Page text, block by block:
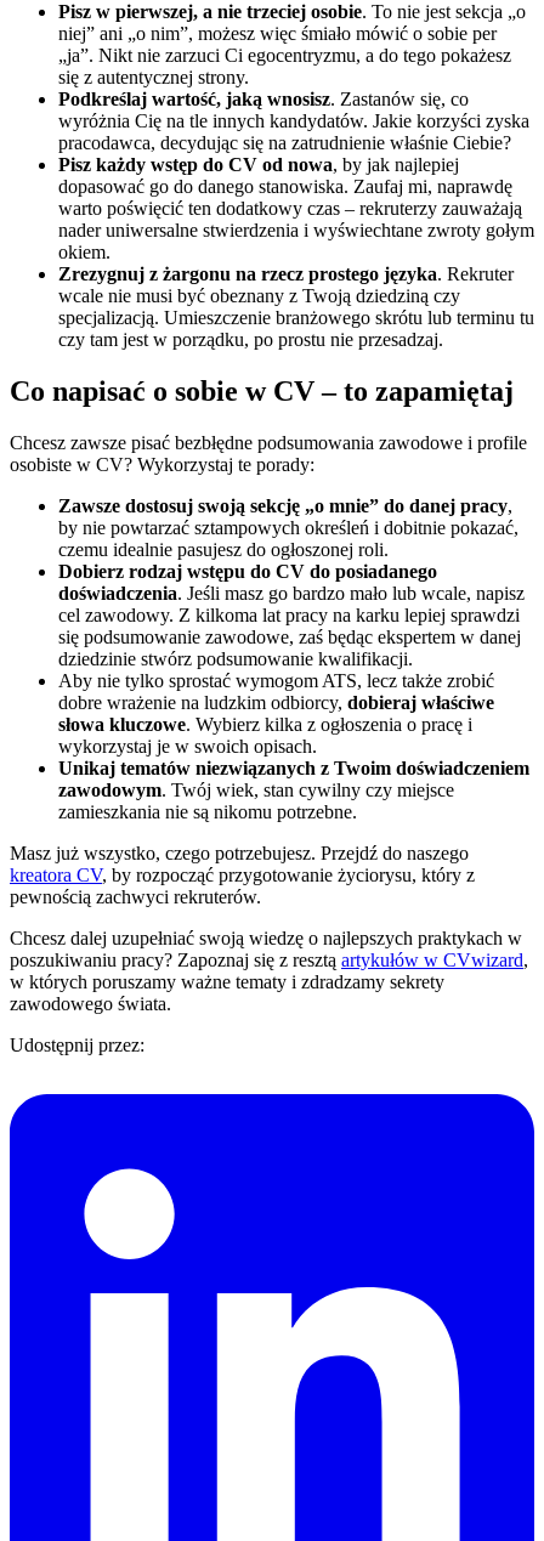
Pisz w pierwszej, a nie trzeciej osobie. To nie jest sekcja „o
niej” ani „o nim”, możesz więc śmiało mówić o sobie per
„ja”. Nikt nie zarzuci Ci egocentryzmu, a do tego pokażesz
się z autentycznej strony.
Podkreślaj wartość, jaką wnosisz. Zastanów się, co
wyróżnia Cię na tle innych kandydatów. Jakie korzyści zyska
pracodawca, decydując się na zatrudnienie właśnie Ciebie?
Pisz każdy wstęp do CV od nowa, by jak najlepiej
dopasować go do danego stanowiska. Zaufaj mi, naprawdę
warto poświęcić ten dodatkowy czas – rekruterzy zauważają
nader uniwersalne stwierdzenia i wyświechtane zwroty gołym
okiem.
Zrezygnuj z żargonu na rzecz prostego języka. Rekruter
wcale nie musi być obeznany z Twoją dziedziną czy
specjalizacją. Umieszczenie branżowego skrótu lub terminu tu
czy tam jest w porządku, po prostu nie przesadzaj.
Co napisać o sobie w CV – to zapamiętaj
Chcesz zawsze pisać bezbłędne podsumowania zawodowe i profile
osobiste w CV? Wykorzystaj te porady:
Zawsze dostosuj swoją sekcję „o mnie” do danej pracy,
by nie powtarzać sztampowych określeń i dobitnie pokazać,
czemu idealnie pasujesz do ogłoszonej roli.
Dobierz rodzaj wstępu do CV do posiadanego
doświadczenia. Jeśli masz go bardzo mało lub wcale, napisz
cel zawodowy. Z kilkoma lat pracy na karku lepiej sprawdzi
się podsumowanie zawodowe, zaś będąc ekspertem w danej
dziedzinie stwórz podsumowanie kwalifikacji.
Aby nie tylko sprostać wymogom ATS, lecz także zrobić
dobre wrażenie na ludzkim odbiorcy, dobieraj właściwe
słowa kluczowe. Wybierz kilka z ogłoszenia o pracę i
wykorzystaj je w swoich opisach.
Unikaj tematów niezwiązanych z Twoim doświadczeniem
zawodowym. Twój wiek, stan cywilny czy miejsce
zamieszkania nie są nikomu potrzebne.
Masz już wszystko, czego potrzebujesz. Przejdź do naszego
kreatora CV, by rozpocząć przygotowanie życiorysu, który z
pewnością zachwyci rekruterów.
Chcesz dalej uzupełniać swoją wiedzę o najlepszych praktykach w
poszukiwaniu pracy? Zapoznaj się z resztą artykułów w CVwizard,
w których poruszamy ważne tematy i zdradzamy sekrety
zawodowego świata.
Udostępnij przez: